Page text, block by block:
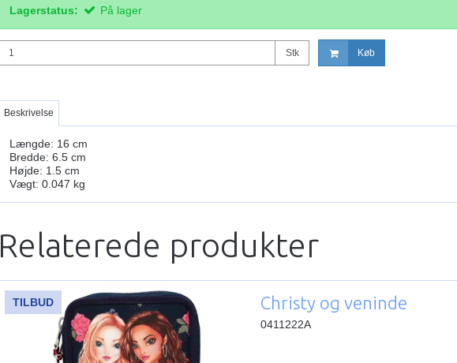
Lagerstatus: På lager
Stk Køb
Beskrivelse
Længde: 16 cm
Bredde: 6.5 cm
Højde: 1.5 cm
Vægt: 0.047 kg
Relaterede produkter
TILBUD Christy og veninde
0411222A